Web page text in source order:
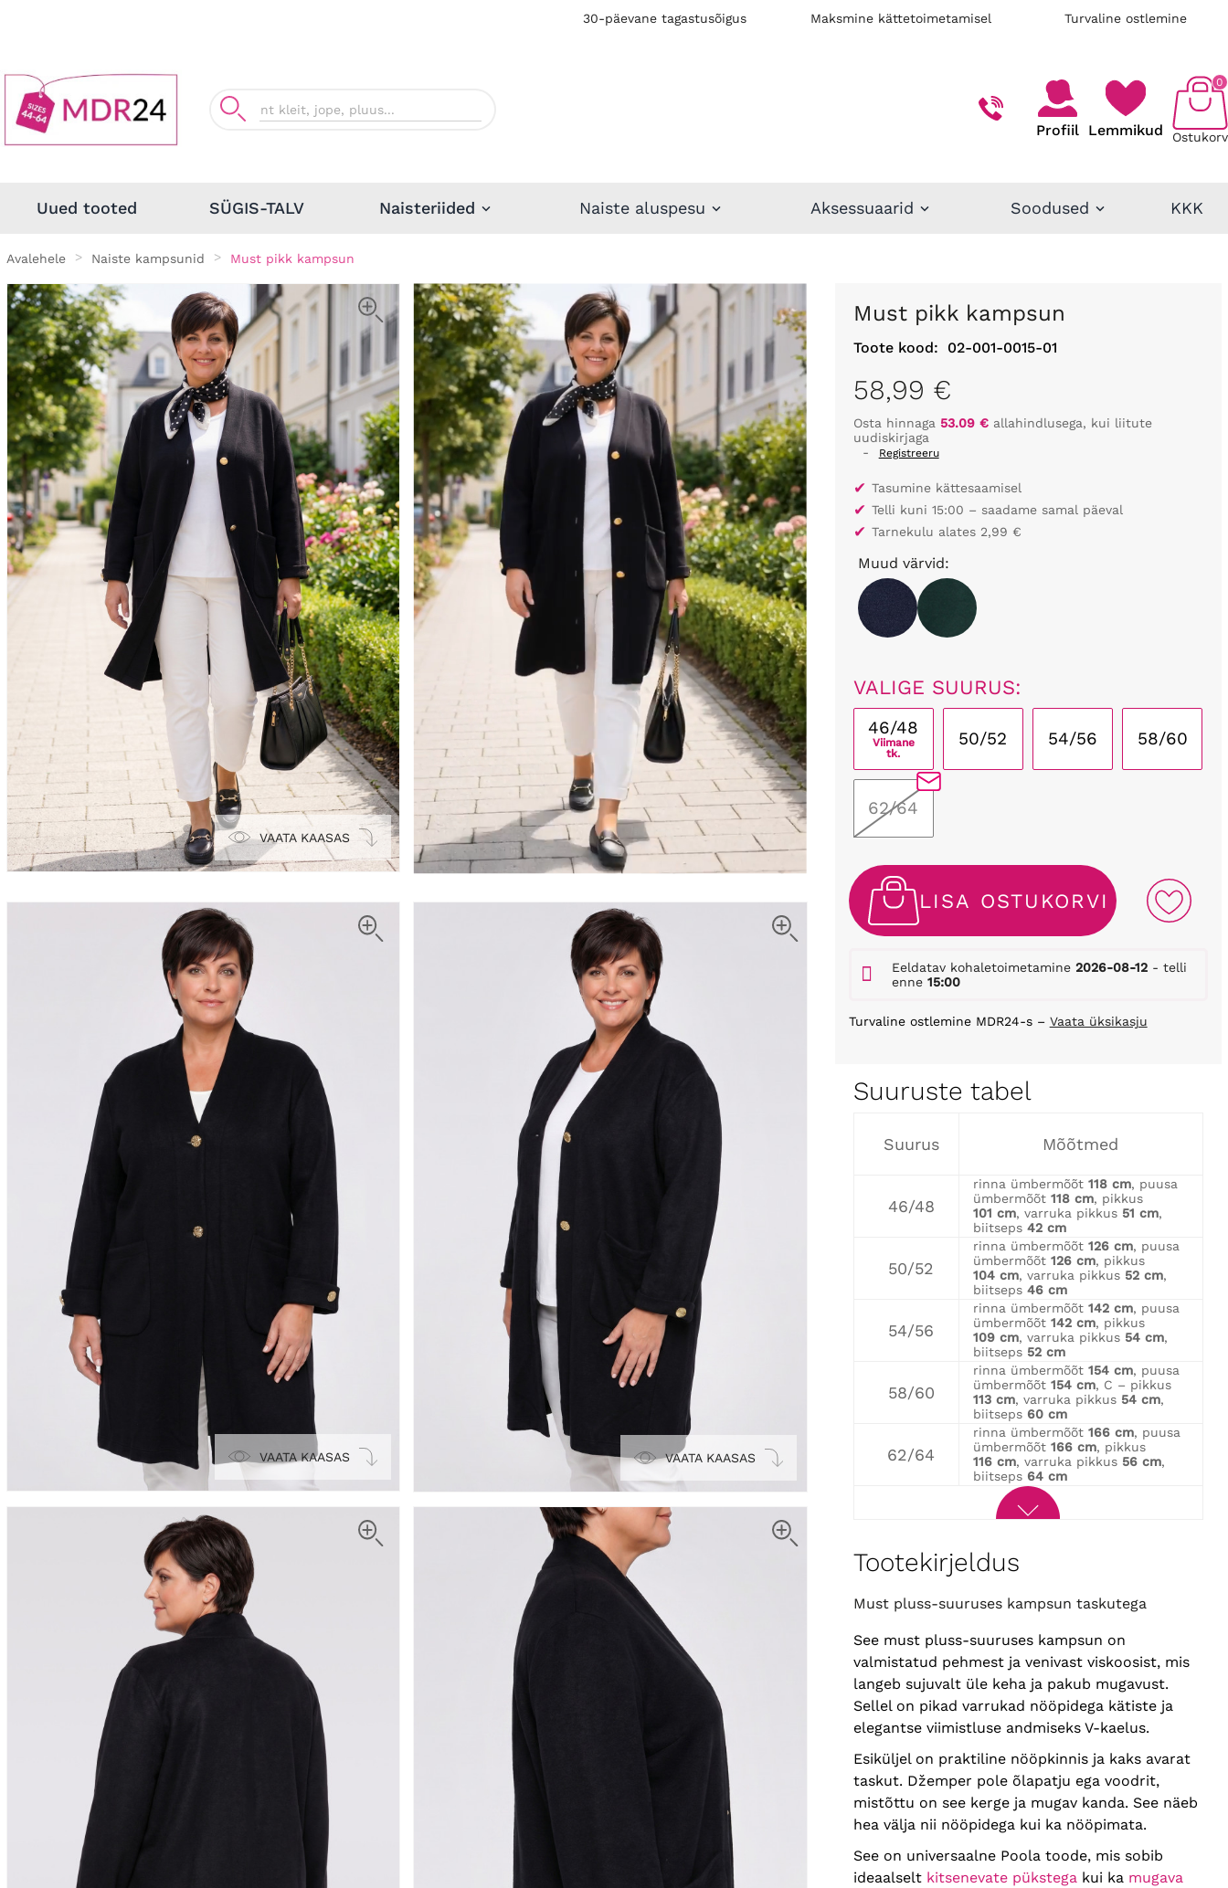
30-päevane tagastusõigus Maksmine kättetoimetamisel Turvaline ostlemine
Profiil Lemmikud Ostukorv
0
Uued tooted SÜGIS-TALV Naisteriided Naiste aluspesu Aksessuaarid Soodused KKK
Avalehele Naiste kampsunid Must pikk kampsun
VAATA KAASAS
VAATA KAASAS VAATA KAASAS
Must pikk kampsun
Toote kood: 02-001-0015-01
58,99 €
Osta hinnaga 53.09 €allahindlusega, kui liitute
uudiskirjaga
-
Registreeru
✔ Tasumine kättesaamisel
✔ Telli kuni 15:00 – saadame samal päeval
✔ Tarnekulu alates 2,99 €
Muud värvid:
VALIGE SUURUS:
46/48
Viimane
tk.
50/52 54/56 58/60
62/64
LISA OSTUKORVI
Eeldatav kohaletoimetamine 2026-08-12- telli
enne 15:00
Turvaline ostlemine MDR24-s – Vaata üksikasju
Suuruste tabel
Suurus Mõõtmed
46/48
rinna ümbermõõt 118 cm, puusa
ümbermõõt 118 cm, pikkus
101 cm, varruka pikkus 51 cm,
biitseps 42 cm
50/52
rinna ümbermõõt 126 cm, puusa
ümbermõõt 126 cm, pikkus
104 cm, varruka pikkus 52 cm,
biitseps 46 cm
54/56
rinna ümbermõõt 142 cm, puusa
ümbermõõt 142 cm, pikkus
109 cm, varruka pikkus 54 cm,
biitseps 52 cm
58/60
rinna ümbermõõt 154 cm, puusa
ümbermõõt 154 cm, C – pikkus
113 cm, varruka pikkus 54 cm,
biitseps 60 cm
62/64
rinna ümbermõõt 166 cm, puusa
ümbermõõt 166 cm, pikkus
116 cm, varruka pikkus 56 cm,
biitseps 64 cm
Tootekirjeldus
Must pluss-suuruses kampsun taskutega
See must pluss-suuruses kampsun on
valmistatud pehmest ja venivast viskoosist, mis
langeb sujuvalt üle keha ja pakub mugavust.
Sellel on pikad varrukad nööpidega kätiste ja
elegantse viimistluse andmiseks V-kaelus.
Esiküljel on praktiline nööpkinnis ja kaks avarat
taskut. Džemper pole õlapatju ega voodrit,
mistõttu on see kerge ja mugav kanda. See näeb
hea välja nii nööpidega kui ka nööpimata.
See on universaalne Poola toode, mis sobib
ideaalselt kitsenevate pükstegakui ka mugava